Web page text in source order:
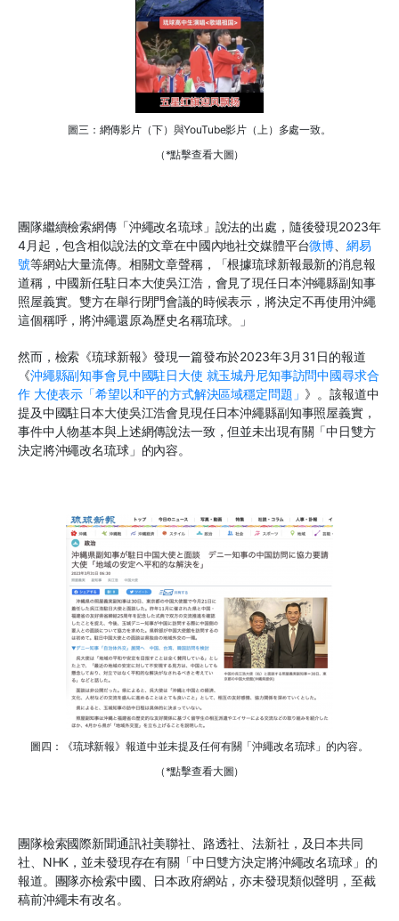
圖三：網傳影片（下）與YouTube影片（上）多處一致。
（*點擊查看大圖）
團隊繼續檢索網傳「沖繩改名琉球」說法的出處，隨後發現2023年
4月起，包含相似說法的文章在中國內地社交媒體平台微博
網易
號等網站大量流傳。相關文章聲稱，「根據琉球新報最新的消息報
道稱，中國新任駐日本大使吳江浩，會見了現任日本沖繩縣副知事
照屋義實。雙方在舉行閉門會議的時候表示，將決定不再使用沖繩
這個稱呼，將沖繩還原為歷史名稱琉球。」
然而，檢索《琉球新報》發現一篇發布於2023年3月 31 日的報道
《沖繩縣副知事會見中國駐日大使 就玉城丹尼知事訪問中國尋求合
作 大使表示「希望以和平的方式解決區域穩定問題」 》。該報道中
提及中國駐日本大使吳江浩會見現任日本沖繩縣副知事照屋義實，
事件中人物基本與上述網傳說法一致，但並未出現有關「中日雙方
決定將沖繩改名琉球」的內容。
圖四：《琉球新報》報道中並未提及任何有關「沖繩改名琉球」的內容。
（*點擊查看大圖）
團隊檢索國際新聞通訊社美聯社、路透社、法新社，及日本共同
社、 NHK ，並未發現存在有關「中日雙方決定將沖繩改名琉球」的
報道。團隊亦檢索中國、日本政府網站，亦未發現類似聲明，至截
稿前沖繩未有改名。